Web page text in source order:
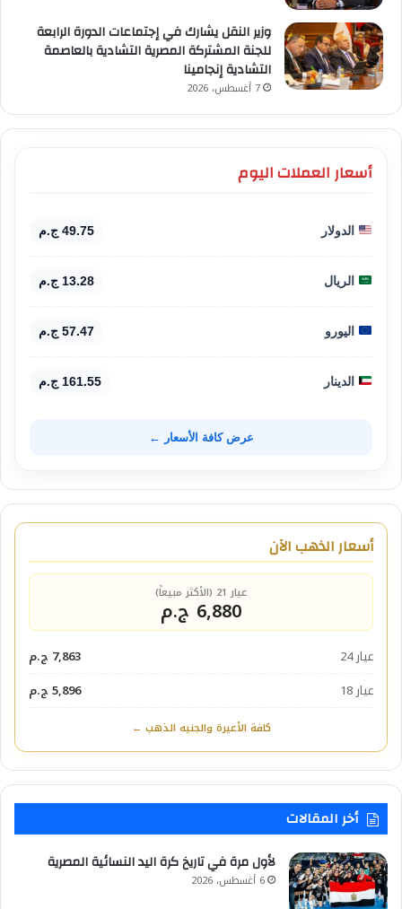
وزير النقل يشارك في إجتماعات الدورة الرابعة
للجنة المشتركة المصرية التشادية بالعاصمة
التشادية إنجامينا
7 أغسطس، 2026
أسعار العملات اليوم
الدولار 49.75 ج.م
الريال 13.28 ج.م
اليورو 57.47 ج.م
الدينار 161.55 ج.م
عرض كافة الأسعار ←
أسعار الذهب الآن
عيار 21 (الأكثر مبيعاً)
6,880 ج.م
عيار 24
7,863 ج.م
عيار 18
5,896 ج.م
كافة الأعيرة والجنيه الذهب ←
أخر المقالات
لأول مرة في تاريخ كرة اليد النسائية المصرية
6 أغسطس، 2026